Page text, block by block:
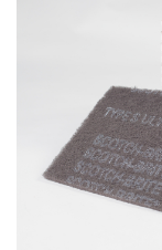
Sisteme si pahare PPS
Pahare de amestec
Curatare
Tinichigerie